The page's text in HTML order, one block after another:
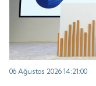
06 Ağustos 2026 14:21:00